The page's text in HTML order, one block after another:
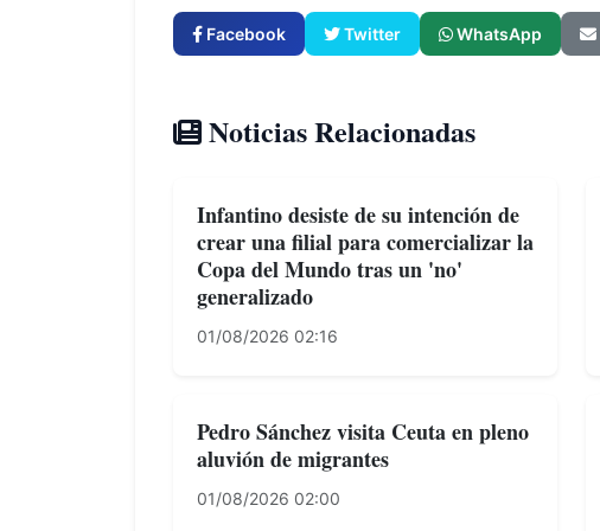
Facebook Twitter WhatsApp
Noticias Relacionadas
Infantino desiste de su intención de
crear una filial para comercializar la
Copa del Mundo tras un 'no'
generalizado
01/08/2026 02:16
Pedro Sánchez visita Ceuta en pleno
aluvión de migrantes
01/08/2026 02:00